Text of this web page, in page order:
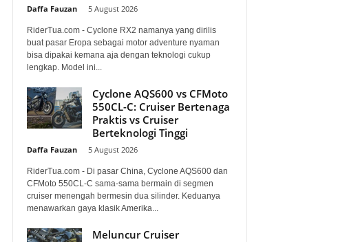
Daffa Fauzan 5 August 2026
RiderTua.com - Cyclone RX2 namanya yang dirilis
buat pasar Eropa sebagai motor adventure nyaman
bisa dipakai kemana aja dengan teknologi cukup
lengkap. Model ini...
Cyclone AQS600 vs CFMoto
550CL-C: Cruiser Bertenaga
Praktis vs Cruiser
Berteknologi Tinggi
Daffa Fauzan 5 August 2026
RiderTua.com - Di pasar China, Cyclone AQS600 dan
CFMoto 550CL-C sama-sama bermain di segmen
cruiser menengah bermesin dua silinder. Keduanya
menawarkan gaya klasik Amerika...
Meluncur Cruiser